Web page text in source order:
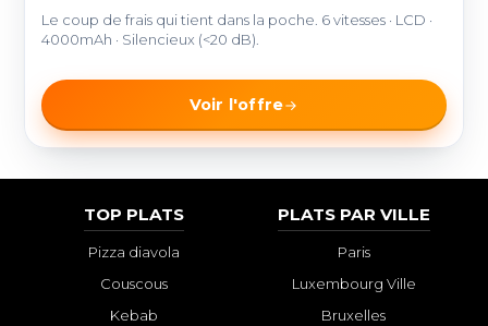
Le coup de frais qui tient dans la poche. 6 vitesses · LCD ·
4000mAh · Silencieux (<20 dB).
Voir l'offre
TOP PLATS
Pizza diavola
Couscous
Kebab
PLATS PAR VILLE
Paris
Luxembourg Ville
Bruxelles